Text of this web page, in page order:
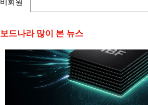
비회원
보드나라 많이 본 뉴스